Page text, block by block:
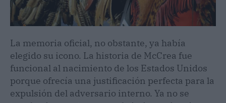
La memoria oficial, no obstante, ya había
elegido su icono. La historia de McCrea fue
funcional al nacimiento de los Estados Unidos
porque ofrecía una justificación perfecta para la
expulsión del adversario interno. Ya no se